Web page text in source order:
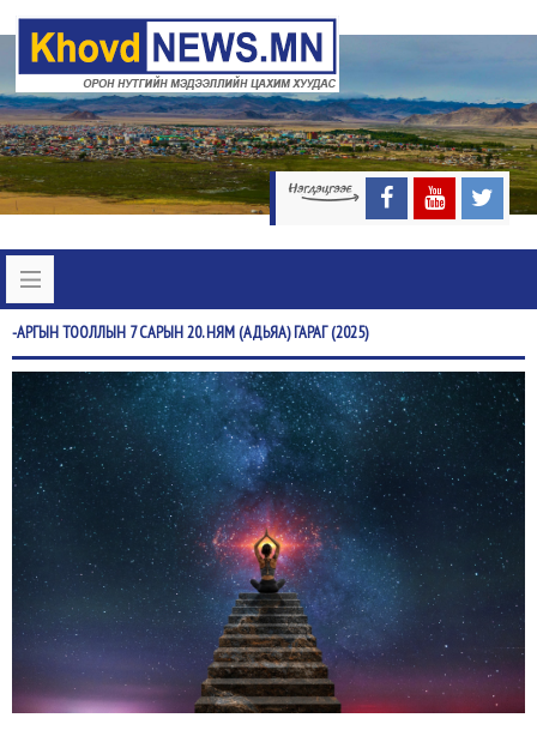
-АРГЫНТООЛЛЫН 7 САРЫН 20. НЯМ (АДЬЯА) ГАРАГ (2025)